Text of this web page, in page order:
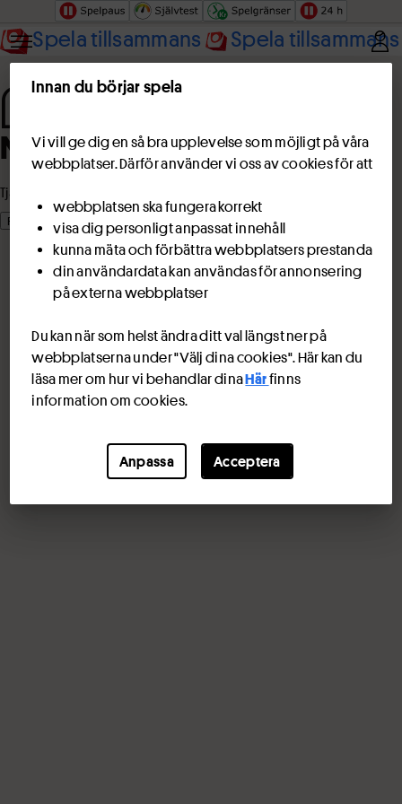
Hoppa till innehåll
Spela tillsammans Spela tillsammans
Något gick fel
Tjänsten svarar inte på grund av ett systemfel.
Försök igen
Innan du börjar spela
Vi vill ge dig en så bra upplevelse som möjligt på våra
webbplatser. Därför använder vi oss av cookies för att
webbplatsen ska fungera korrekt
visa dig personligt anpassat innehåll
kunna mäta och förbättra webbplatsers prestanda
din användardata kan användas för annonsering
på externa webbplatser
Du kan när som helst ändra ditt val längst ner på
webbplatserna under "Välj dina cookies". Här kan du
läsa mer om hur vi behandlar dinaHärfinns
information om cookies.
Anpassa Acceptera
Okej